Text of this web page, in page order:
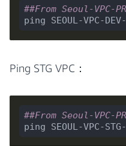
##From Seoul-VPC-
Ping STG VPC：
##From Seoul-VPC-